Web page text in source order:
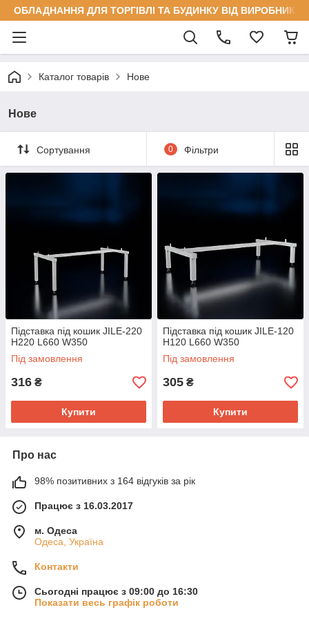
ОБЛАДНАННЯ ДЛЯ ТОРГІВЛІ ТА БУДИНКУ ВІД ВИРОБНИКА
Каталог товарів Нове
Нове
Сортування 0 Фільтри
Підставка під кошик JILE-220
H220 L660 W350
Під замовлення
316 ₴
Купити
Підставка під кошик JILE-120
H120 L660 W350
Під замовлення
305 ₴
Купити
Про нас
98% позитивних з 164 відгуків за рік
Працює з 16.03.2017
м. Одеса
Одеса, Україна
Контакти
Сьогодні працює з 09:00 до 16:30
Показати весь графік роботи